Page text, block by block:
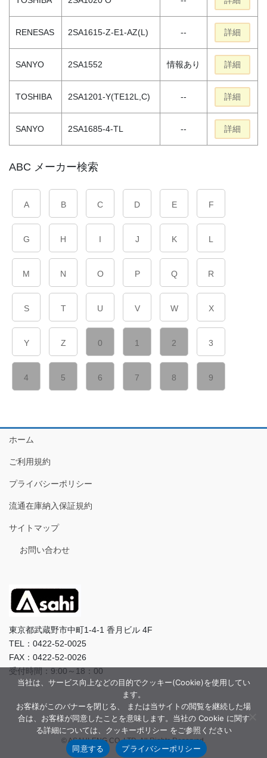
RENESAS 2SA1615-Z-E1-AZ(L) -- 詳細
SANYO 2SA1552 情報あり 詳細
TOSHIBA 2SA1201-Y(TE12L,C) -- 詳細
SANYO 2SA1685-4-TL -- 詳細
ABC メーカー検索
A B C D E F
G H I J K L
M N O P Q R
S T U V W X
Y Z 0 1 2 3
4 5 6 7 8 9
ホーム
ご利用規約
プライバシーポリシー
流通在庫納入保証規約
サイトマップ
お問い合わせ
東京都武蔵野市中町1-4-1 香月ビル 4F
TEL：0422-52-0025
FAX：0422-52-0026
受付時間：9:00～18：00
© ASAHI-ENG CO.,LTD. All Rights Reserved.
当社は、サービス向上などの目的でクッキー(Cookie)を使用してい
ます。
お客様がこのバナーを閉じる、 または当サイトの閲覧を継続した場
合は、お客様が同意したことを意味します。当社の Cookie に関す
る詳細については、クッキーポリシー をご参照ください
同意する
プライバシーポリシー